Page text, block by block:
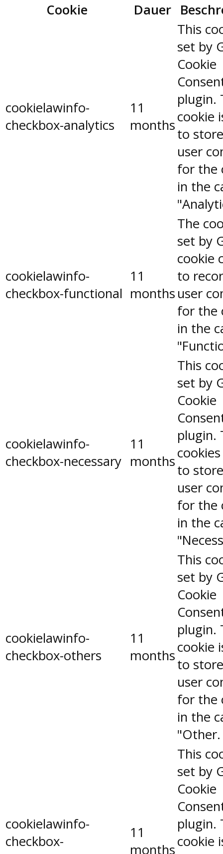
Cookie
Dauer
cookielawinfo-
checkbox-analytics
11
months
This
set by
Cookie
plugin.
cookie
to
user
for the
in the
cookielawinfo-
checkbox-functional
11
months
The
set by
cookie
to
user
for the
in the
cookielawinfo-
checkbox-necessary
11
months
This
set by
Cookie
plugin.
to
user
for the
in the
cookielawinfo-
checkbox-others
11
months
This
set by
Cookie
plugin.
cookie
to
user
for the
in the
"Other.
cookielawinfo-
checkbox-
11
months
This
set by
Cookie
plugin.
cookie